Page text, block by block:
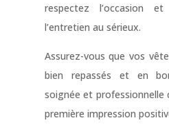
respectez l’occasion
l’entretien au sérieux.
Assurez-vous que vos
bien repassés et en
soignée et professionnelle
première impression